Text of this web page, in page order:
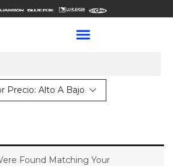
Precio: Alto A Bajo
Found Matching Your